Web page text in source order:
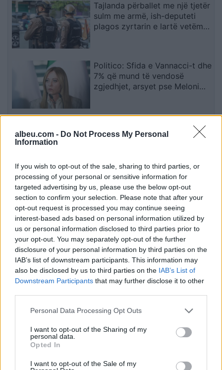
albeu.com - Do Not Process My Personal
Information
If you wish to opt-out of the sale, sharing to third parties, or
processing of your personal or sensitive information for
targeted advertising by us, please use the below opt-out
section to confirm your selection. Please note that after your
opt-out request is processed you may continue seeing
interest-based ads based on personal information utilized by
us or personal information disclosed to third parties prior to
your opt-out. You may separately opt-out of the further
disclosure of your personal information by third parties on the
IAB’s list of downstream participants. This information may
also be disclosed by us to third parties on the IAB’s List of
Downstream Participants that may further disclose it to other
Personal Data Processing Opt Outs
I want to opt-out of the Sharing of my
personal data.
Opted In
I want to opt-out of the Sale of my
Tajlanda përballet me një tjetër
sulm me armë, ish-deputeti
plagos zyrtarin e lartë vetëm
Politico: Sfida e Vannacci-t dhe
7% që mund të vendosë
zgjedhjet, arsyet pse Meloni
Egnatia vendos për të ardhmen
e kapitenit Aleksi para duelit
Vritet 20-vjeçarja në konviktin
pranë Universitetit të Arizonës,
i dyshuari kapet në Berlin teksa
përpiqej të largohej drejt Indisë